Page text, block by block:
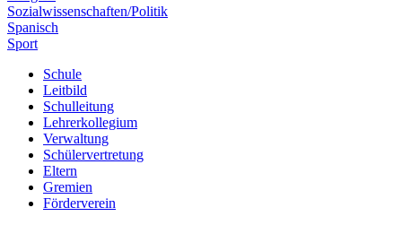
Sozialwissenschaften/Politik
Spanisch
Sport
Schule
Leitbild
Schulleitung
Lehrerkollegium
Verwaltung
Schülervertretung
Eltern
Gremien
Förderverein